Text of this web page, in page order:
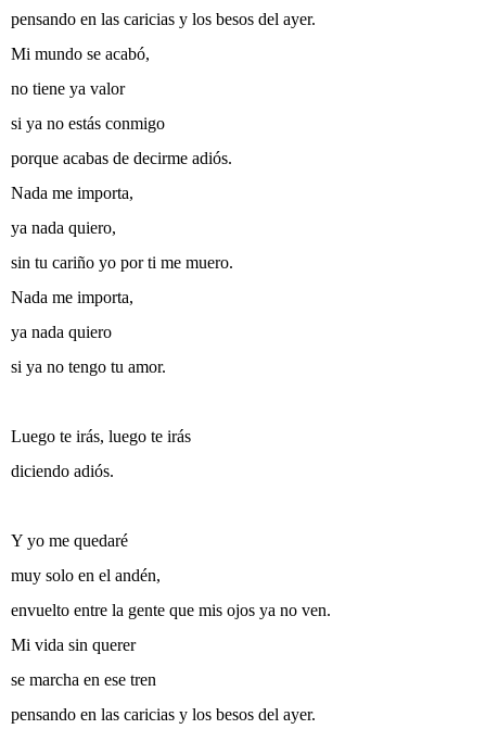
pensando en las caricias y los besos del ayer.
Mi mundo se acabó,
no tiene ya valor
si ya no estás conmigo
porque acabas de decirme adiós.
Nada me importa,
ya nada quiero,
sin tu cariño yo por ti me muero.
Nada me importa,
ya nada quiero
si ya no tengo tu amor.
Luego te irás, luego te irás
diciendo adiós.
Y yo me quedaré
muy solo en el andén,
envuelto entre la gente que mis ojos ya no ven.
Mi vida sin querer
se marcha en ese tren
pensando en las caricias y los besos del ayer.